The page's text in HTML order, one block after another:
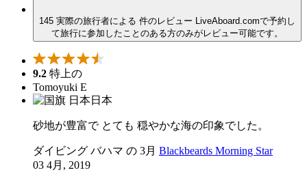
145 実際の旅行者による 件のレビュー
LiveAboard.comで予約し
て旅行に参加したことのある方のみがレビュー可能です。
9.2 特上の
Tomoyuki E
日本
砂地が豊富で とても 穏やかな海の印象でした。
ダイビング バハマ の 3月 Blackbeards Morning Star
03 4月, 2019